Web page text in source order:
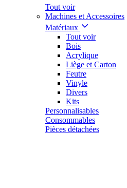
Tout voir
Machines et Accessoires
Matériaux
Tout voir
Bois
Acrylique
Liège et Carton
Feutre
Vinyle
Divers
Kits
Personnalisables
Consommables
Pièces détachées